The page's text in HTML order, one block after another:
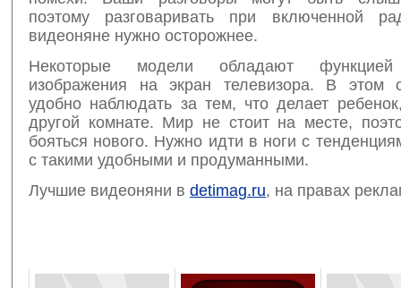
поэтому разговаривать при включенной
видеоняне нужно осторожнее.
Некоторые модели обладают
изображения на экран телевизора. В этом
удобно наблюдать за тем, что делает
другой комнате. Мир не стоит на месте,
бояться нового. Нужно идти в ноги с
с такими удобными и продуманными.
Лучшие видеоняни в detimag.ru, на правах